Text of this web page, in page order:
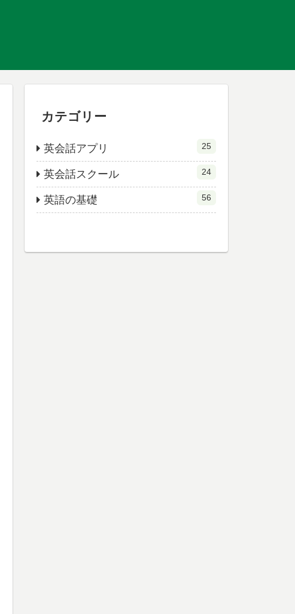
カテゴリー
英会話アプリ 25
英会話スクール 24
英語の基礎 56